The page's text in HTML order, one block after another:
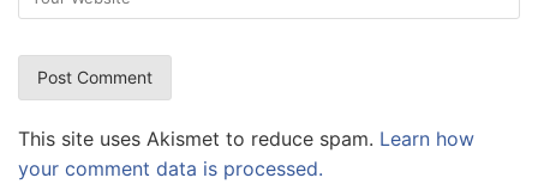
This site uses Akismet to reduce spam. Learn how
your comment data is processed.